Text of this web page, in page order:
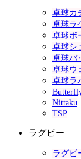
卓球カ
卓球ラ
卓球ボ
卓球シ
卓球バ
卓球ウ
卓球ラ
Nittaku
TSP
ラグビー
ラグビ